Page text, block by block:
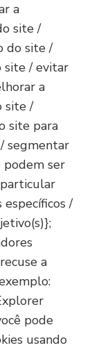
a
site /
do site /
site / evitar
a
site /
site para
segmentar
podem ser
específicos /
a
pode
usando